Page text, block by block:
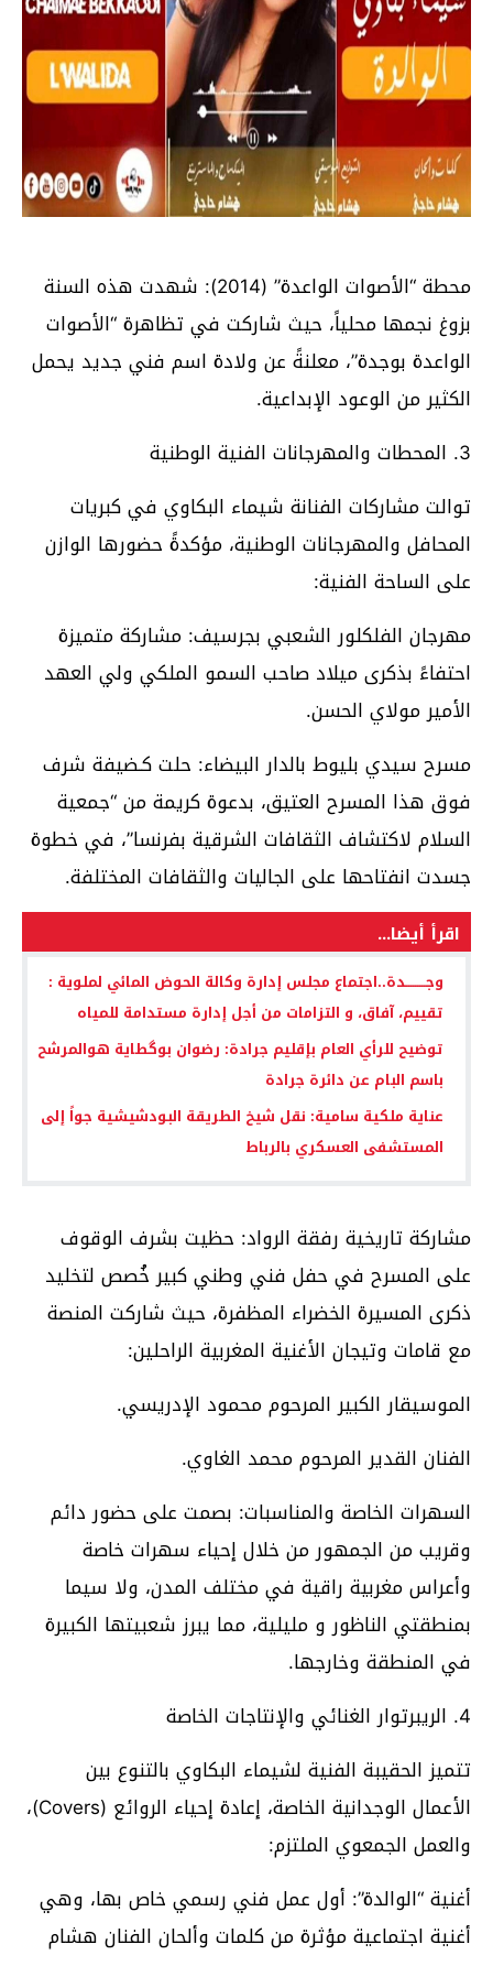
محطة “الأصوات الواعدة” (2014): شهدت هذه السنة
بزوغ نجمها محلياً، حيث شاركت في تظاهرة “الأصوات
الواعدة بوجدة”، معلنةً عن ولادة اسم فني جديد يحمل
الكثير من الوعود الإبداعية.
3. المحطات والمهرجانات الفنية الوطنية
توالت مشاركات الفنانة شيماء البكاوي في كبريات
المحافل والمهرجانات الوطنية، مؤكدةً حضورها الوازن
على الساحة الفنية:
مهرجان الفلكلور الشعبي بجرسيف: مشاركة متميزة
احتفاءً بذكرى ميلاد صاحب السمو الملكي ولي العهد
الأمير مولاي الحسن.
مسرح سيدي بليوط بالدار البيضاء: حلت كـضيفة شرف
فوق هذا المسرح العتيق، بدعوة كريمة من “جمعية
السلام لاكتشاف الثقافات الشرقية بفرنسا”، في خطوة
جسدت انفتاحها على الجاليات والثقافات المختلفة.
اقرأ أيضا...
وجـــــــــدة..اجتماع مجلس إدارة وكالة الحوض المائي لملوية :
تقييم، آفاق، و التزامات من أجل إدارة مستدامة للمياه
توضيح للرأي العام بإقليم جرادة: رضوان بوگطاية هوالمرشح
باسم البام عن دائرة جرادة
عناية ملكية سامية: نقل شيخ الطريقة البودشيشية جواً إلى
المستشفى العسكري بالرباط
مشاركة تاريخية رفقة الرواد: حظيت بشرف الوقوف
على المسرح في حفل فني وطني كبير خُصص لتخليد
ذكرى المسيرة الخضراء المظفرة، حيث شاركت المنصة
مع قامات وتيجان الأغنية المغربية الراحلين:
الموسيقار الكبير المرحوم محمود الإدريسي.
الفنان القدير المرحوم محمد الغاوي.
السهرات الخاصة والمناسبات: بصمت على حضور دائم
وقريب من الجمهور من خلال إحياء سهرات خاصة
وأعراس مغربية راقية في مختلف المدن، ولا سيما
بمنطقتي الناظور و مليلية، مما يبرز شعبيتها الكبيرة
في المنطقة وخارجها.
4. الريبرتوار الغنائي والإنتاجات الخاصة
تتميز الحقيبة الفنية لشيماء البكاوي بالتنوع بين
الأعمال الوجدانية الخاصة، إعادة إحياء الروائع (Covers)،
والعمل الجمعوي الملتزم:
أغنية “الوالدة”: أول عمل فني رسمي خاص بها، وهي
أغنية اجتماعية مؤثرة من كلمات وألحان الفنان هشام